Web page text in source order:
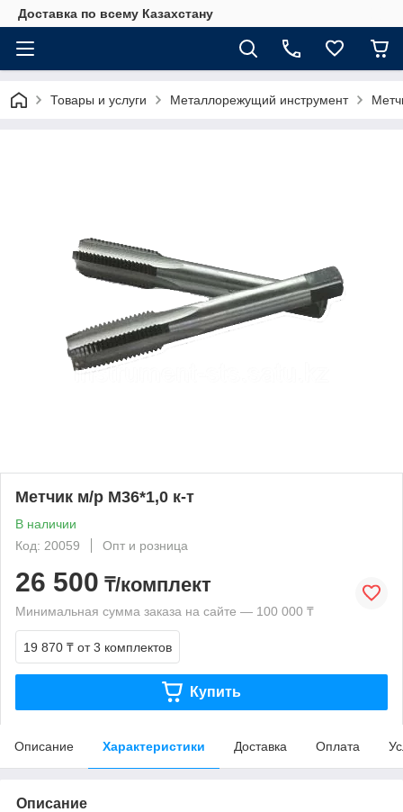
Доставка по всему Казахстану
Товары и услуги Металлорежущий инструмент
Метчик м/р М36*1,0 к-т
В наличии
Код: 20059
Опт и розница
26 500 ₸/комплект
Минимальная сумма заказа на сайте — 100 000 ₸
19 870 ₸ от 3 комплектов
Купить
Описание Характеристики Доставка Оплата
Описание